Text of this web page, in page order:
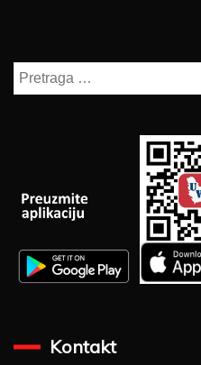
Pretraga
za:
Kontakt